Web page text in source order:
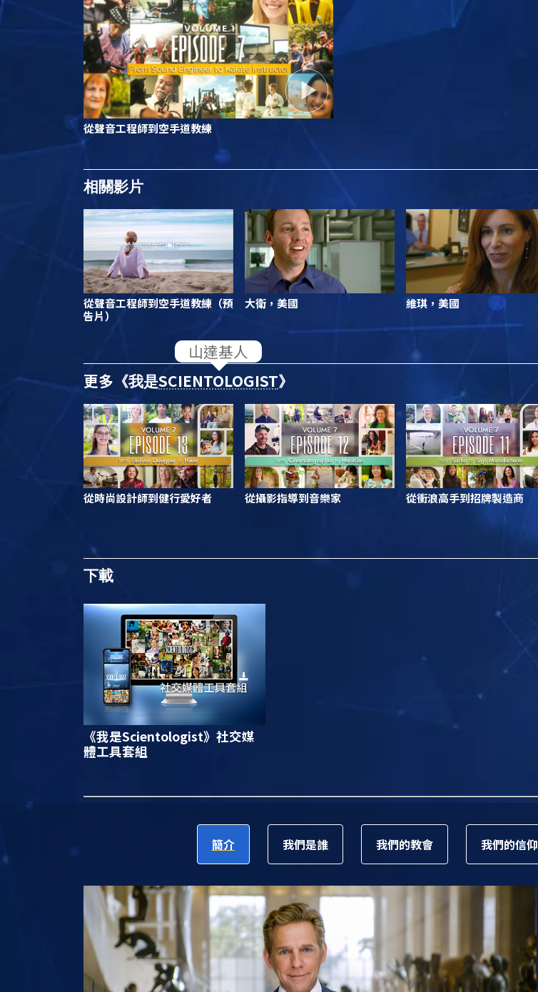
從聲音工程師到空手道教練
相關影片
從聲音工程師到空手道教練（預
告片）
大衛，美國 維琪，美國
更多 《我是SCIENTOLOGIST》
從時尚設計師到健行愛好者 從攝影指導到音樂家 從衝浪高手到招牌製造商
下載
《我是Scientologist》 社交媒
體工具套組
簡介 我們是誰 我們的教會 我們的信仰